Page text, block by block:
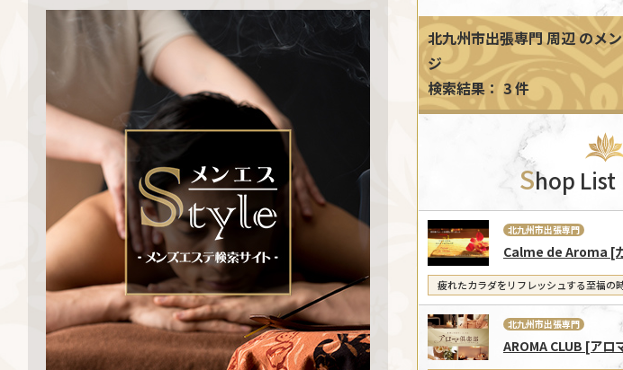
北九州市出張専門 周辺のメ
ジ
検索結果： 3 件
Shop List
北九州市出張専門
Calme de Aroma [
疲れたカラダをリフレッシュする至福の
北九州市出張専門
AROMA CLUB [アロ